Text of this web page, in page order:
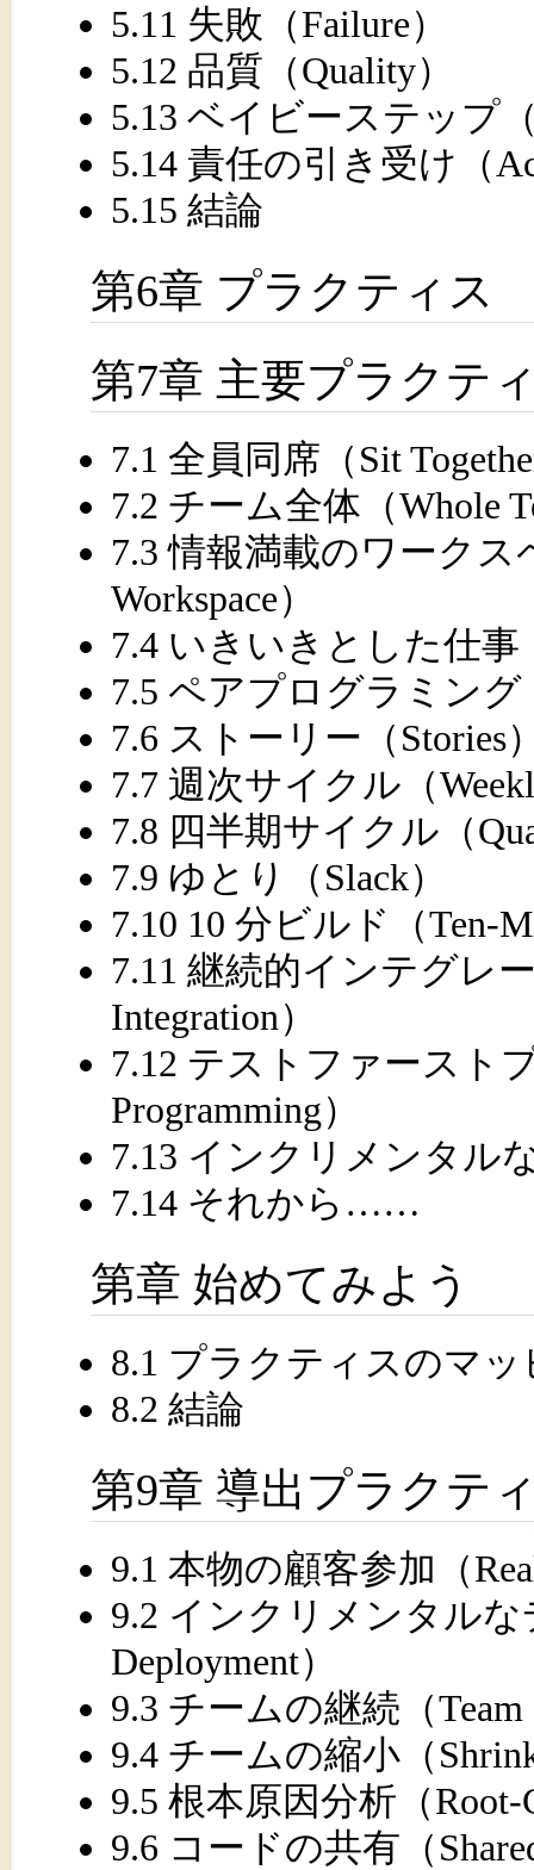
5.11 失敗（Failure）
5.12 品質（Quality）
5.13 ベイビーステップ
5.14 責任の引き受け（
5.15 結論
第6章 プラクティス
第7章 主要プラクテ
7.1 全員同席（Sit
7.2 チーム全体（Whole
7.3 情報満載のワークス
Workspace）
7.4 いきいきとした仕事
7.5 ペアプログラミング
7.6 ストーリー（Stories
7.7 週次サイクル（
7.8 四半期サイクル（
7.9 ゆとり（Slack）
7.10 10 分ビルド（Ten-
7.11 継続的インテグレ
Integration）
7.12 テストファースト
Programming）
7.13 インクリメンタル
7.14 それから……
第章 始めてみよう
8.1 プラクティスのマ
8.2 結論
第9章 導出プラクテ
9.1 本物の顧客参加（
9.2 インクリメンタルな
Deployment）
9.3 チームの継続（
9.4 チームの縮小（
9.5 根本原因分析（Root-
9.6 コードの共有（